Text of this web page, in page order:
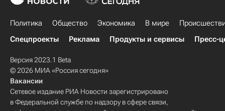
Политика Общество Экономика В мире
Спецпроекты
Реклама Продукты и сервисы Пресс-
Версия 2023.1 Beta
© 2026 МИА «Россия сегодня»
Вакансии
Сетевое издание РИА Новости зарегистрировано
в Федеральной службе по надзору в сфере связи,